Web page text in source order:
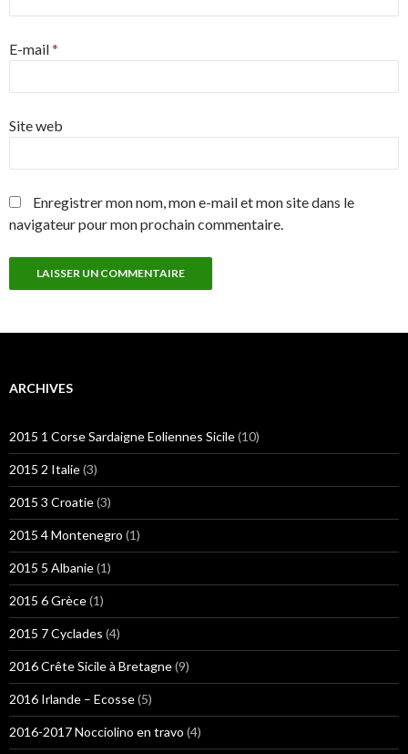
E-mail*
Site web
Enregistrer mon nom, mon e-mail et mon site dans le
navigateur pour mon prochain commentaire.
ARCHIVES
2015 1 Corse Sardaigne Eoliennes Sicile(10)
2015 2 Italie(3)
2015 3 Croatie(3)
2015 4 Montenegro (1)
2015 5 Albanie(1)
2015 6 Grèce(1)
2015 7 Cyclades (4)
2016 Crête Sicile à Bretagne(9)
2016 Irlande – Ecosse(5)
2016-2017 Nocciolino en travo (4)